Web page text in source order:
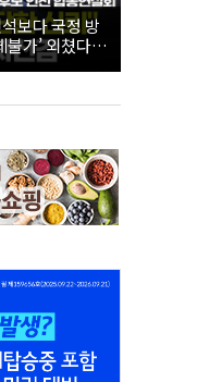
보다 국정 방
가’ 외쳤다 |
고위원 후